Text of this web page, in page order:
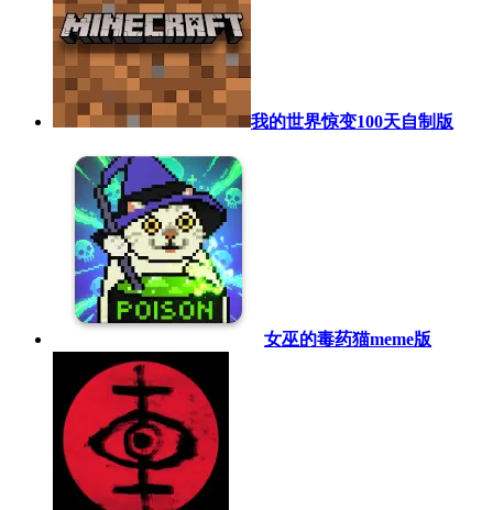
我的世界惊变100天自制版
女巫的毒药猫meme版